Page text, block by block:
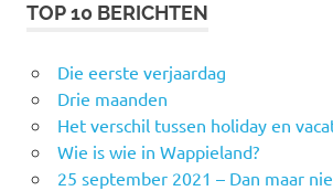
TOP 10 BERICHTEN
Die eerste verjaardag
Drie maanden
Het verschil tussen holiday en
Wie is wie in Wappieland?
25 september 2021 – Dan maar